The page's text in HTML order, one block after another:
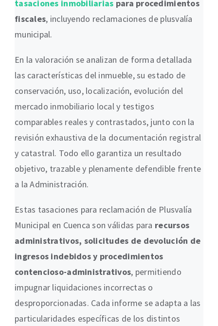
tasaciones inmobiliarias para procedimientos
fiscales, incluyendo reclamaciones de plusvalía
municipal.
En la valoración se analizan de forma detallada
las características del inmueble, su estado de
conservación, uso, localización, evolución del
mercado inmobiliario local y testigos
comparables reales y contrastados, junto con la
revisión exhaustiva de la documentación registral
y catastral. Todo ello garantiza un resultado
objetivo, trazable y plenamente defendible frente
a la Administración.
Estas tasaciones para reclamación de Plusvalía
Municipal en Cuenca son válidas para recursos
administrativos, solicitudes de devolución de
ingresos indebidos y procedimientos
contencioso-administrativos, permitiendo
impugnar liquidaciones incorrectas o
desproporcionadas. Cada informe se adapta a las
particularidades específicas de los distintos